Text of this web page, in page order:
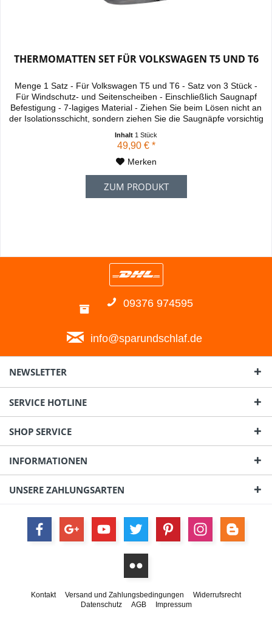
THERMOMATTEN SET FÜR VOLKSWAGEN T5 UND T6
Menge 1 Satz - Für Volkswagen T5 und T6 - Satz von 3 Stück -
Für Windschutz- und Seitenscheiben - Einschließlich Saugnapf
Befestigung - 7-lagiges Material - Ziehen Sie beim Lösen nicht an
der Isolationsschicht, sondern ziehen Sie die Saugnäpfe vorsichtig
Metallaugen herum reißt
Inhalt 1 Stück
49,90 € *
Merken
ZUM PRODUKT
09376 974595
info@sparundschlaf.de
NEWSLETTER
SERVICE HOTLINE
SHOP SERVICE
INFORMATIONEN
UNSERE ZAHLUNGSARTEN
Kontakt Versand und Zahlungsbedingungen
Widerrufsrecht
Datenschutz
AGB Impressum